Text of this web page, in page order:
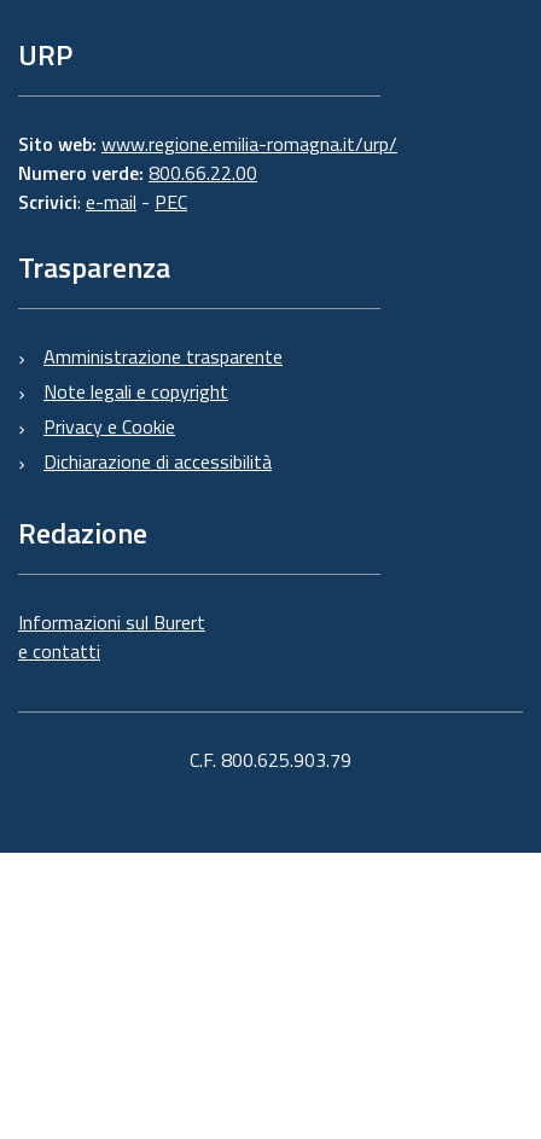
URP
Sito web: www.regione.emilia-romagna.it/urp/
Numero verde: 800.66.22.00
Scrivici: e-mail - PEC
Trasparenza
Amministrazione trasparente
Note legali e copyright
Privacy e Cookie
Dichiarazione di accessibilità
Redazione
Informazioni sul Burert
e contatti
C.F. 800.625.903.79